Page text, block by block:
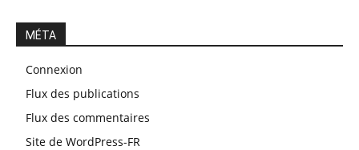
MÉTA
Connexion
Flux des publications
Flux des commentaires
Site de WordPress-FR